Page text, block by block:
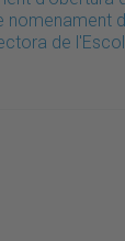
nomenament
de